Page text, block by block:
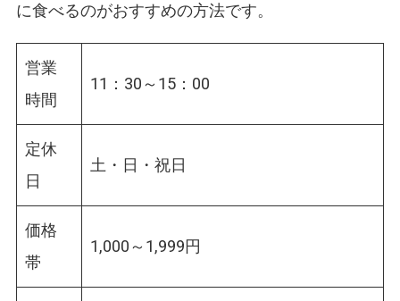
に食べるのがおすすめの方法です。
営業
時間
11：30～15：00
定休
日
土・日・祝日
価格
帯
1,000～1,999円